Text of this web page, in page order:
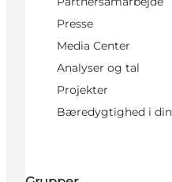
Presse
Media Center
Analyser og tal
Projekter
Bæredygtighed i